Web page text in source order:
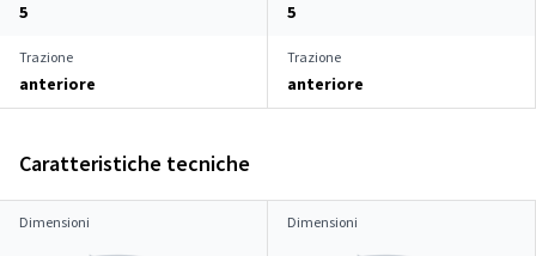
5 5
Trazione
anteriore
Trazione
anteriore
Caratteristiche tecniche
Dimensioni Dimensioni